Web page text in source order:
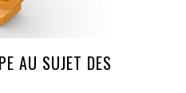
AU SUJET DES